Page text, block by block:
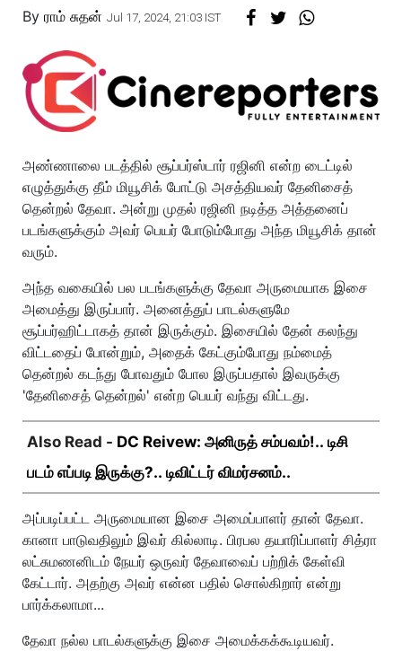
By ராம் சுதன் Jul 17, 2024, 21:03 IST
அண்ணாலை படத்தில் சூப்பர்ஸ்டார் ரஜினி என்ற டைட்டில்
எழுத்துக்கு தீம் மியூசிக் போட்டு அசத்தியவர் தேனிசைத்
தென்றல் தேவா. அன்று முதல் ரஜினி நடித்த அத்தனைப்
படங்களுக்கும் அவர் பெயர் போடும்போது அந்த மியூசிக் தான்
வரும்.
அந்த வகையில் பல படங்களுக்கு தேவா அருமையாக இசை
அமைத்து இருப்பார். அனைத்துப் பாடல்களுமே
சூப்பர்ஹிட்டாகத் தான் இருக்கும். இசையில் தேன் கலந்து
விட்டதைப் போன்றும், அதைக் கேட்கும்போது நம்மைத்
தென்றல் கடந்து போவதும் போல இருப்பதால் இவருக்கு
'தேனிசைத் தென்றல்' என்ற பெயர் வந்து விட்டது.
Also Read - DC Reivew: அனிருத் சம்பவம்!.. டிசி
படம் எப்படி இருக்கு?.. டிவிட்டர் விமர்சனம்..
அப்படிப்பட்ட அருமையான இசை அமைப்பாளர் தான் தேவா.
கானா பாடுவதிலும் இவர் கில்லாடி. பிரபல தயாரிப்பாளர் சித்ரா
லட்சுமணனிடம் நேயர் ஒருவர் தேவாவைப் பற்றிக் கேள்வி
கேட்டார். அதற்கு அவர் என்ன பதில் சொல்கிறார் என்று
பார்க்கலாமா...
தேவா நல்ல பாடல்களுக்கு இசை அமைக்கக்கூடியவர்.